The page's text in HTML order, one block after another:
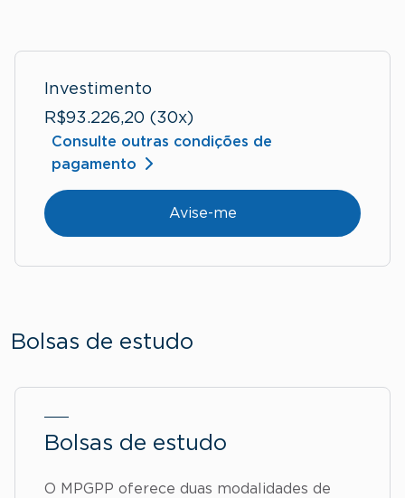
Investimento
R$93.226,20 (30x)
Consulte outras condições de
pagamento
Avise-me
Bolsas de estudo
Bolsas de estudo
O MPGPP oferece duas modalidades de